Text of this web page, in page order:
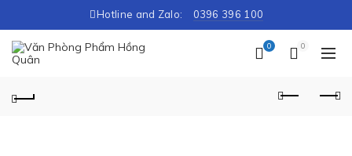
Hotline and Zalo: 0396 396 100
0 0